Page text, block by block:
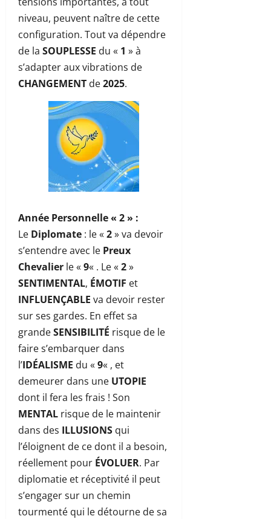
niveau, peuvent naître de cette
configuration. Tout va dépendre
de la SOUPLESSE du « 1 » à
s’adapter aux vibrations de
CHANGEMENT de2025.
Année Personnelle « 2 » :
Le Diplomate : le «2» va devoir
s’entendre avec le Preux
Chevalier le «9« . Le «2»
SENTIMENTAL, ÉMOTIF et
INFLUENÇABLE va devoir rester
sur ses gardes. En effet sa
grandeSENSIBILITÉ risque de le
faire s’embarquer dans
l’IDÉALISME du «9« , et
demeurer dans une UTOPIE
dont il fera les frais ! Son
MENTAL risque de le maintenir
dans des ILLUSIONS qui
l’éloignent de ce dont il a besoin,
réellement pour ÉVOLUER. Par
diplomatie et réceptivité il peut
s’engager sur un chemin
tourmenté qui le détourne de sa